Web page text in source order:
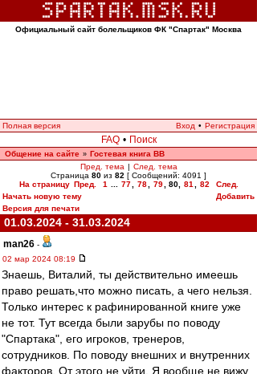
Официальный сайт болельщиков ФК "Спартак" Москва
Полная версия Вход • Регистрация
FAQ • Поиск
Общение на сайте » Гостевая книга ВВ
Пред. тема | След. тема
Страница 80 из 82 [ Сообщений: 4091 ]
На страницу Пред. 1 77 78 79 80, 81 82
След.
Начать новую тему
Добавить
Версия для печати
01.03.2024 - 31.03.2024
man26 -
02 мар 2024 08:19
Знаешь, Виталий, ты действительно имеешь
право решать,что можно писать, а чего нельзя.
Только интерес к рафинированной книге уже
не тот. Тут всегда были зарубы по поводу
"Спартака", его игроков, тренеров,
сотрудников. По поводу внешних и внутренних
факторов. От этого не уйти. Я вообще не вижу